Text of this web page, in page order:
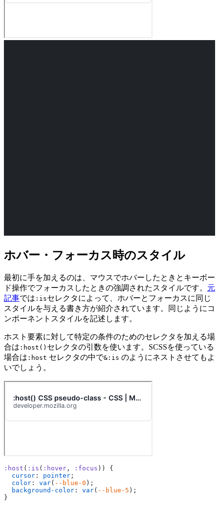
ホバー・フォーカス時のスタイル
最初に手を加えるのは、マウスでホバーしたときとキーボー
ド操作でフォーカスしたときの強調されたスタイルです。 元
記事では :isセレクタによって、ホバーとフォーカスに同じ
スタイルを与える書き方が紹介されています。同じようにコ
ンポーネントスタイルを記述します。
ホスト要素に対して特定の条件のためのセレクタを加える場
合は :host() セレクタの引数を使います。SCSSを使っている
場合は :host セレクタの中で&:is のようにネストさせてもよ
いでしょう。
:host ( :is ( :hover , :focus )) {
  cursor
: pointer ;
  color
: var( --blue-0 );
  background-color
: var( --blue-5 );
}